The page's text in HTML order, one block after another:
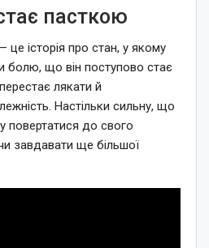
пасткою
історія про стан, у якому
болю, що він поступово стає
лякати й
Настільки сильну, що
повертатися до свого
завдавати ще більшої